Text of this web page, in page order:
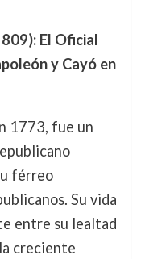
El Oficial
y Cayó en
1773, fue un
férreo
Su vida
entre su lealtad
creciente